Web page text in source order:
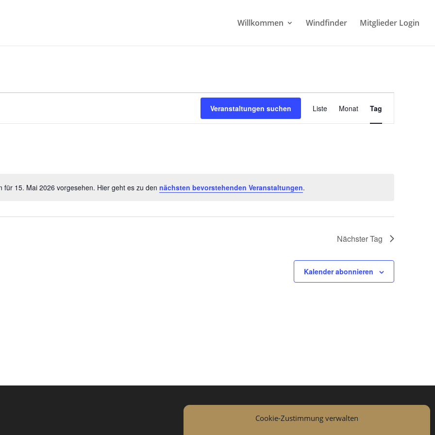
Cookie-Zustimmung verwalten
Willkommen Windfinder Mitglieder Login
Hinweis
für 15. Mai 2026 vorgesehen. Hier geht es zu den nächsten bevorstehenden Veranstaltungen.
Veranstaltungen suchen
Veranstaltung
Ansichten-
Navigation
Liste Monat Tag
Nächster Tag
Kalender abonnieren